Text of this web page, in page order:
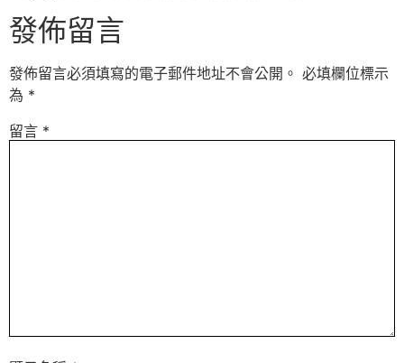
發佈留言
發佈留言必須填寫的電子郵件地址不會公開。 必填欄位標示
為 *
留言 *